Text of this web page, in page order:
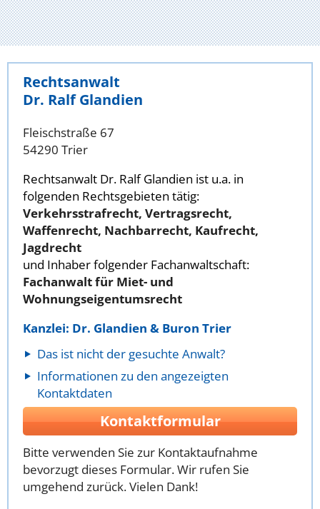
Rechtsanwalt
Dr. Ralf Glandien
Fleischstraße 67
54290 Trier
Rechtsanwalt Dr. Ralf Glandien ist u.a. in
folgenden Rechtsgebieten tätig:
Verkehrsstrafrecht, Vertragsrecht,
Waffenrecht, Nachbarrecht, Kaufrecht,
Jagdrecht
und Inhaber folgender Fachanwaltschaft:
Fachanwalt für Miet- und
Wohnungseigentumsrecht
Kanzlei: Dr. Glandien & Buron Trier
Das ist nicht der gesuchte Anwalt?
Informationen zu den angezeigten
Kontaktdaten
Kontaktformular
Bitte verwenden Sie zur Kontaktaufnahme
bevorzugt dieses Formular. Wir rufen Sie
umgehend zurück. Vielen Dank!